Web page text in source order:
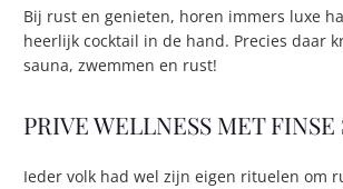
Bij rust en genieten, horen immers luxe
heerlijk cocktail in de hand. Precies daar
sauna, zwemmen en rust!
PRIVE WELLNESS MET FINSE
Ieder volk had wel zijn eigen rituelen om